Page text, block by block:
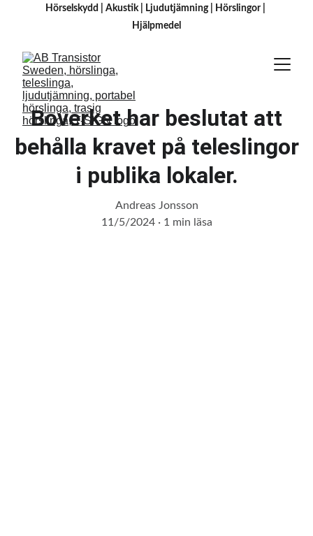
Hörselskydd Akustik | Ljudutjämning | Hörslingor |
H jälpmedel
Boverket har beslutat att
behålla kravet på teleslingor
i publika lokaler.
Andreas Jonsson
11/5/2024
1 min läsa